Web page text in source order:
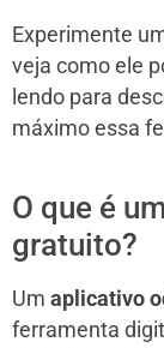
Experimente
veja como ele
lendo para
máximo essa
O que é
gratuito?
Um aplicativo
ferramenta